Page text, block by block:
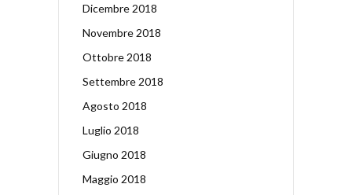
Dicembre 2018
Novembre 2018
Ottobre 2018
Settembre 2018
Agosto 2018
Luglio 2018
Giugno 2018
Maggio 2018